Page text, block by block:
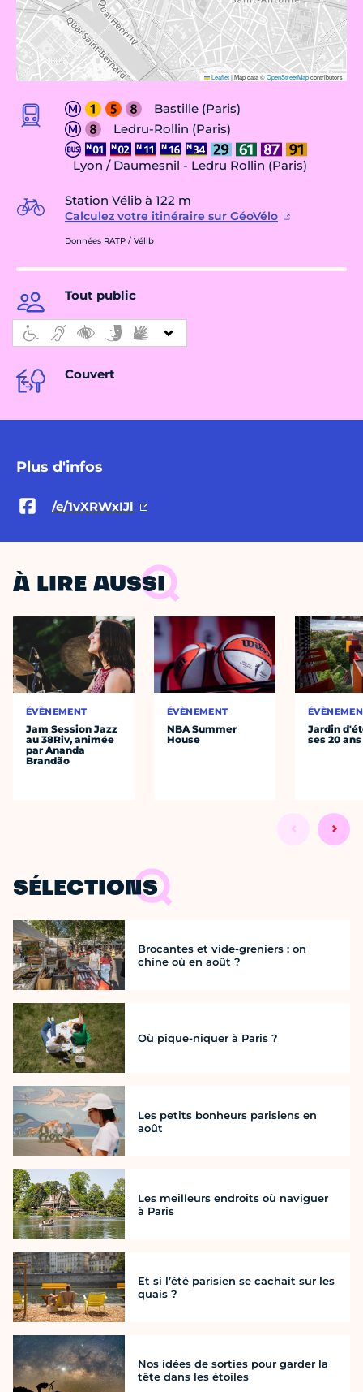
Leaflet|Map data ©OpenStreetMapcontributors
Bastille (Paris)
Ledru-Rollin (Paris)
Lyon / Daumesnil - Ledru Rollin (Paris)
Station Vélib à 122 m
Calculez votre itinéraire sur GéoVélo
Données RATP / Vélib
Tout public
Couvert
Plus d'infos
/e/1vXRWxIJl
À LIRE AUSSI
ÉVÈNEMENT
Jam Session Jazz
au 38Riv, animée
par Ananda
Brandão
ÉVÈNEMENT
NBA Summer
House
Jardin
ses 20 ans
SÉLECTIONS
Brocantes et vide-greniers : on
chine où en août ?
Où pique-niquer à Paris ?
Les petits bonheurs parisiens en
août
Les meilleurs endroits où naviguer
à Paris
Et si l’été parisien se cachait sur les
quais ?
Nos idées de sorties pour garder la
tête dans les étoiles